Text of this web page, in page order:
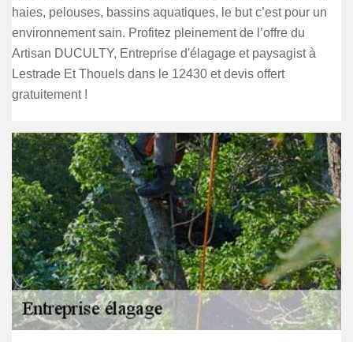
haies, pelouses, bassins aquatiques, le but c’est pour un
environnement sain. Profitez pleinement de l’offre du
Artisan DUCULTY, Entreprise d'élagage et paysagist à
Lestrade Et Thouels dans le 12430 et devis offert
gratuitement !